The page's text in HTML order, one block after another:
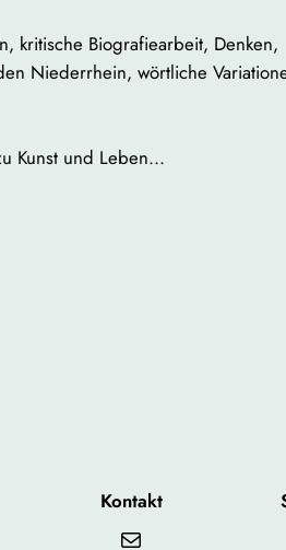
kritische Biografiearbeit, Denken,
Niederrhein, wörtliche
Kunst und Leben…
Kontakt
Mail